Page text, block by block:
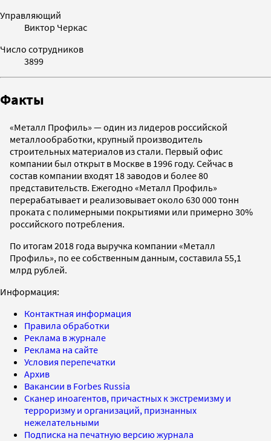
Управляющий
Виктор Черкас
Число сотрудников
3899
Факты
«Металл Профиль» — один из лидеров российской
металлообработки, крупный производитель
строительных материалов из стали. Первый офис
компании был открыт в Москве в 1996 году. Сейчас в
состав компании входят 18 заводов и более 80
представительств. Ежегодно «Металл Профиль»
перерабатывает и реализовывает около 630 000 тонн
проката с полимерными покрытиями или примерно 30%
российского потребления.
По итогам 2018 года выручка компании «Металл
Профиль», по ее собственным данным, составила 55,1
млрд рублей.
Информация:
Контактная информация
Правила обработки
Реклама в журнале
Реклама на сайте
Условия перепечатки
Архив
Вакансии в Forbes Russia
Сканер иноагентов, причастных к экстремизму и
терроризму и организаций, признанных
нежелательными
Подписка на печатную версию журнала